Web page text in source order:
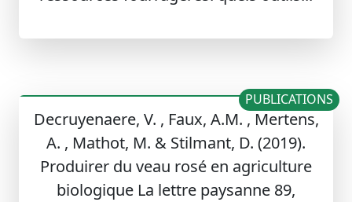
Decruyenaere, V. , Faux, A.M. , Mertens,
A. , Mathot, M. & Stilmant, D. (2019).
Produirer du veau rosé en agriculture
biologique La lettre paysanne 89,
PUBLICATIONS